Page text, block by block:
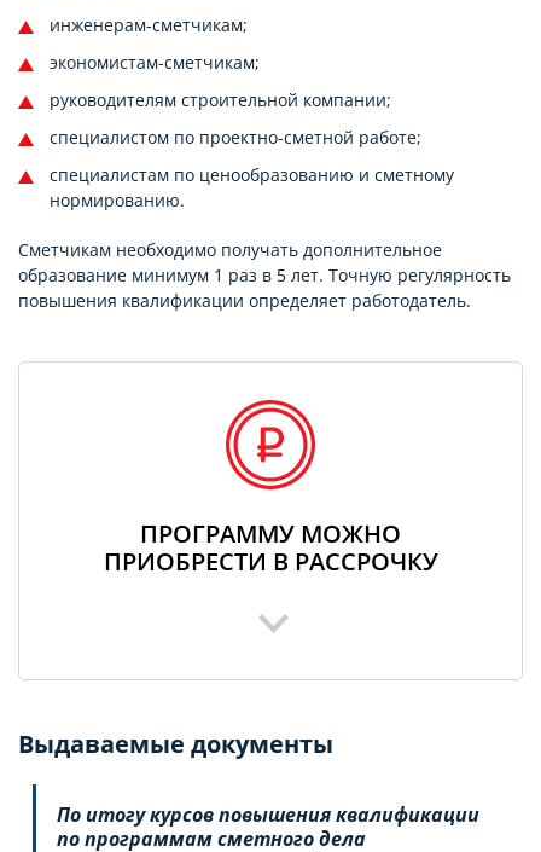
инженерам-сметчикам;
экономистам-сметчикам;
руководителям строительной компании;
специалистом по проектно-сметной работе;
специалистам по ценообразованию и сметному
нормированию.
Сметчикам необходимо получать дополнительное
образование минимум 1 раз в 5 лет. Точную регулярность
повышения квалификации определяет работодатель.
ПРОГРАММУ МОЖНО
ПРИОБРЕСТИ В РАССРОЧКУ
Выдаваемые документы
По итогу курсов повышения квалификации
по программам сметного дела